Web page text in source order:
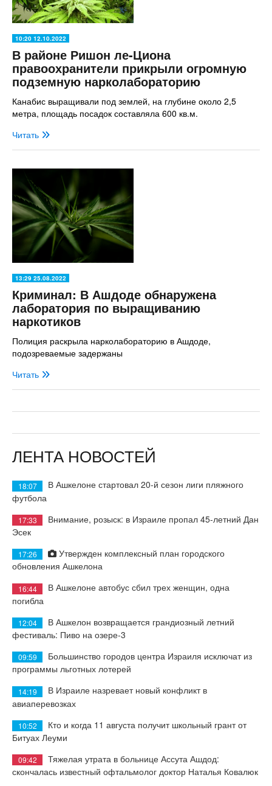
10:20 12.10.2022
В районе Ришон ле-Циона
правоохранители прикрыли огромную
подземную нарколабораторию
Канабис выращивали под землей, на глубине около 2,5
метра, площадь посадок составляла 600 кв.м.
Читать
13:29 25.08.2022
Криминал: В Ашдоде обнаружена
лаборатория по выращиванию
наркотиков
Полиция раскрыла нарколабораторию в Ашдоде,
подозреваемые задержаны
Читать
ЛЕНТА НОВОСТЕЙ
18:07
В Ашкелоне стартовал 20-й сезон лиги пляжного
футбола
17:33
Внимание, розыск: в Израиле пропал 45-летний Дан
Эсек
17:26
Утвержден комплексный план городского
обновления Ашкелона
16:44
В Ашкелоне автобус сбил трех женщин, одна
погибла
12:04
В Ашкелон возвращается грандиозный летний
фестиваль: Пиво на озере-3
09:59
Большинство городов центра Израиля исключат из
программы льготных лотерей
14:19
В Израиле назревает новый конфликт в
авиаперевозках
10:52
Кто и когда 11 августа получит школьный грант от
Битуах Леуми
09:42
Тяжелая утрата в больнице Ассута Ашдод:
скончалась известный офтальмолог доктор Наталья Ковалюк